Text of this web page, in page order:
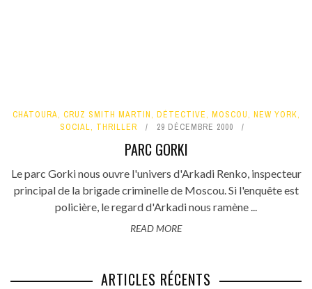
CHATOURA, CRUZ SMITH MARTIN, DÉTECTIVE, MOSCOU, NEW YORK,
SOCIAL, THRILLER 29 DÉCEMBRE 2000
PARC GORKI
Le parc Gorki nous ouvre l'univers d'Arkadi Renko, inspecteur
principal de la brigade criminelle de Moscou. Si l'enquête est
policière, le regard d'Arkadi nous ramène ...
READ MORE
ARTICLES RÉCENTS